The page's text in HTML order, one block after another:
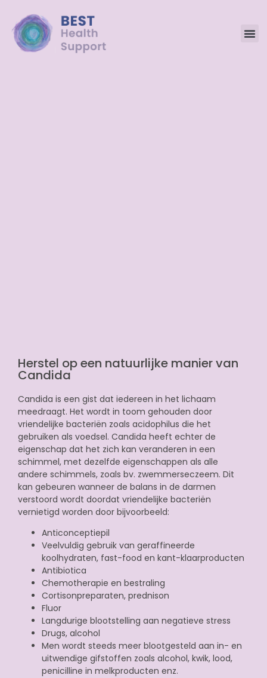
Herstel op een natuurlijke manier van
Candida
Candida is een gist dat iedereen in het lichaam
meedraagt. Het wordt in toom gehouden door
vriendelijke bacteriën zoals acidophilus die het
gebruiken als voedsel. Candida heeft echter de
eigenschap dat het zich kan veranderen in een
schimmel, met dezelfde eigenschappen als alle
andere schimmels, zoals bv. zwemmerseczeem. Dit
kan gebeuren wanneer de balans in de darmen
verstoord wordt doordat vriendelijke bacteriën
vernietigd worden door bijvoorbeeld:
Anticonceptiepil
Veelvuldig gebruik van geraffineerde
koolhydraten, fast-food en kant-klaarproducten
Antibiotica
Chemotherapie en bestraling
Cortisonpreparaten, prednison
Fluor
Langdurige blootstelling aan negatieve stress
Drugs, alcohol
Men wordt steeds meer blootgesteld aan in- en
uitwendige gifstoffen zoals alcohol, kwik, lood,
penicilline in melkproducten enz.